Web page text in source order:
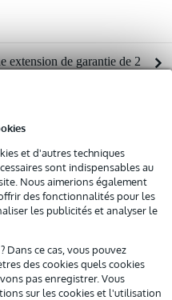
et d'autres techniques
sont indispensables au
Nous aimerions également
des fonctionnalités pour les
les publicités et analyser le
Dans ce cas, vous pouvez
des cookies quels cookies
pas enregistrer. Vous
sur les cookies et l'utilisation
extension de garantie de 2
exclusifs !
€ par mois
la fois : min. 300 € et max.
4 mois
à un tarif réduit
en cas de défectuosité
produit